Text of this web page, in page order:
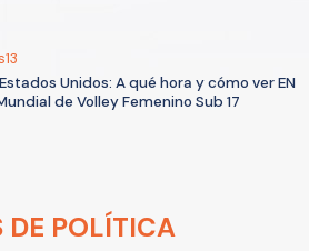
Unidos: A qué hora y cómo ver EN
de Volley Femenino Sub 17
DE POLÍTICA